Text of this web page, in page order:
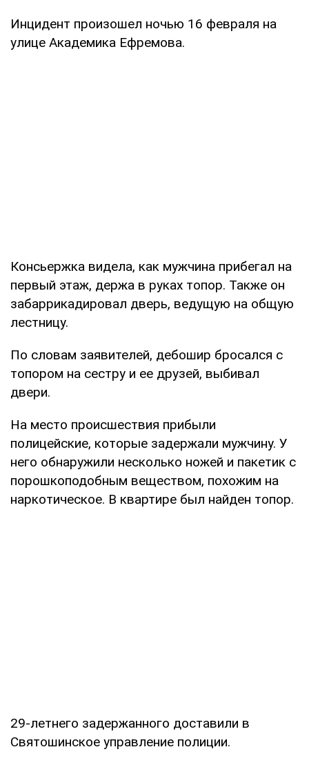
Инцидент произошел ночью 16 февраля на
улице Академика Ефремова.
Консьержка видела, как мужчина прибегал на
первый этаж, держа в руках топор. Также он
забаррикадировал дверь, ведущую на общую
лестницу.
По словам заявителей, дебошир бросался с
топором на сестру и ее друзей, выбивал
двери.
На место происшествия прибыли
полицейские, которые задержали мужчину. У
него обнаружили несколько ножей и пакетик с
порошкоподобным веществом, похожим на
наркотическое. В квартире был найден топор.
29-летнего задержанного доставили в
Святошинское управление полиции.